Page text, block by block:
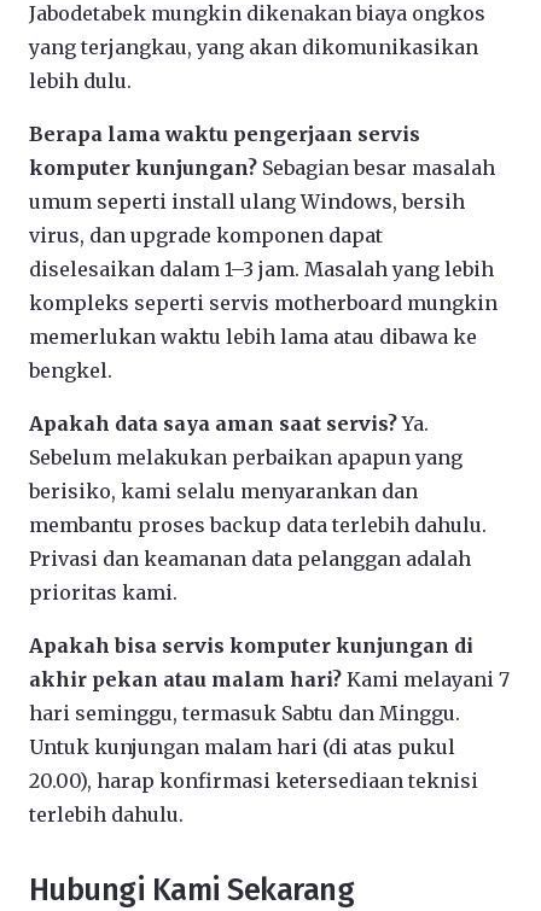
Jabodetabek mungkin dikenakan biaya ongkos
yang terjangkau, yang akan dikomunikasikan
lebih dulu.
Berapa lama waktu pengerjaan servis
komputer kunjungan? Sebagian besar masalah
umum seperti install ulang Windows, bersih
virus, dan upgrade komponen dapat
diselesaikan dalam 1–3 jam. Masalah yang lebih
kompleks seperti servis motherboard mungkin
memerlukan waktu lebih lama atau dibawa ke
bengkel.
Apakah data saya aman saat servis?Ya.
Sebelum melakukan perbaikan apapun yang
berisiko, kami selalu menyarankan dan
membantu proses backup data terlebih dahulu.
Privasi dan keamanan data pelanggan adalah
prioritas kami.
Apakah bisa servis komputer kunjungan di
akhir pekan atau malam hari? Kami melayani 7
hari seminggu, termasuk Sabtu dan Minggu.
Untuk kunjungan malam hari (di atas pukul
20.00), harap konfirmasi ketersediaan teknisi
terlebih dahulu.
Hubungi Kami Sekarang